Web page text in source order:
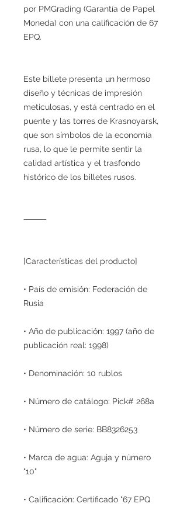
por PMGrading (Garantía de Papel
Moneda) con una calificación de 67
EPQ.
Este billete presenta un hermoso
diseño y técnicas de impresión
meticulosas, y está centrado en el
puente y las torres de Krasnoyarsk,
que son símbolos de la economía
rusa, lo que le permite sentir la
calidad artística y el trasfondo
histórico de los billetes rusos.
⸻
[Características del producto]
• País de emisión: Federación de
Rusia
• Año de publicación: 1997 (año de
publicación real: 1998)
• Denominación: 10 rublos
• Número de catálogo: Pick# 268a
• Número de serie: BB8326253
• Marca de agua: Aguja y número
"10"
• Calificación: Certificado "67 EPQ